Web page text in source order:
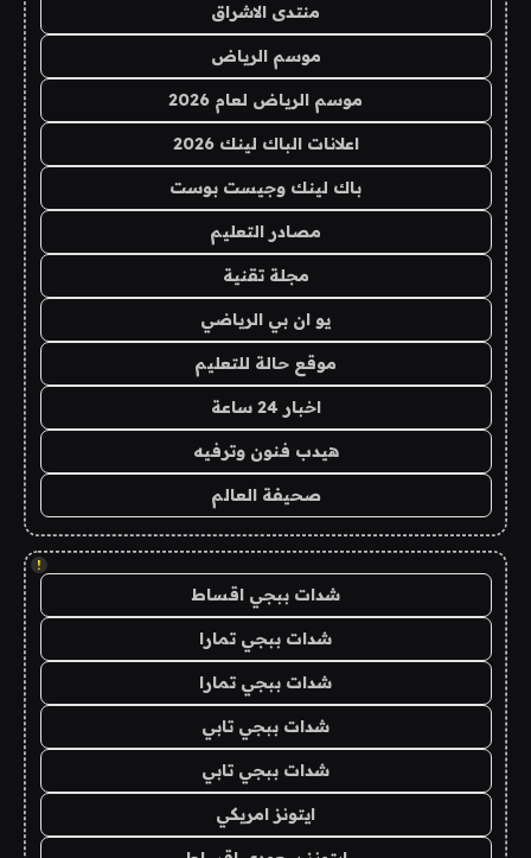
منتدى الاشراق
موسم الرياض
موسم الرياض لعام 2026
اعلانات الباك لينك 2026
باك لينك وجيست بوست
مصادر التعليم
مجلة تقنية
يو ان بي الرياضي
موقع حالة للتعليم
اخبار 24 ساعة
هيدب فنون وترفيه
صحيفة العالم
!
شدات ببجي اقساط
شدات ببجي تمارا
شدات ببجي تمارا
شدات ببجي تابي
شدات ببجي تابي
ايتونز امريكي